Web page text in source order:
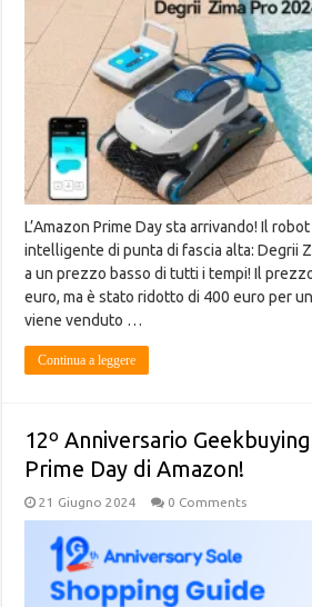
L’Amazon Prime Day sta arrivando! Il
intelligente di punta di fascia alta: Degrii
a un prezzo basso di tutti i tempi! Il
euro, ma è stato ridotto di 400 euro per
viene venduto …
Continua a leggere
12º Anniversario
Prime Day di Amazon!
21 Giugno 2024 0 Comments